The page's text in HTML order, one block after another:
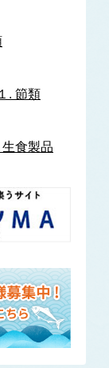
. 節類
生食製品